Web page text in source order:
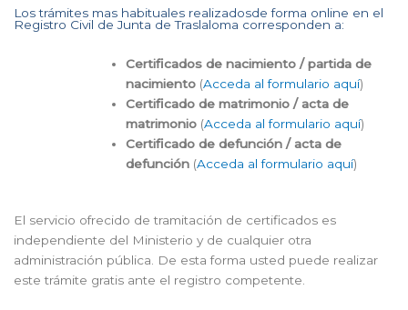
Los trámites mas habituales realizadosde forma online en el
Registro Civil de Junta de Traslaloma corresponden a:
Certificados de nacimiento / partida de
nacimiento (Acceda al formulario aquí)
Certificado de matrimonio / acta de
matrimonio (Acceda al formulario aquí)
Certificado de defunción / acta de
defunción (Acceda al formulario aquí)
El servicio ofrecido de tramitación de certificados es
independiente del Ministerio y de cualquier otra
administración pública. De esta forma usted puede realizar
este trámite gratis ante el registro competente.